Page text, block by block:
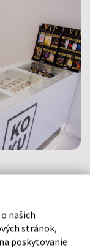
našich
stránok,
poskytovanie